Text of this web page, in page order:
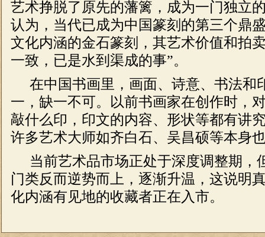
艺术挣脱了原先的藩篱，成为一门独立
认为，当代已成为中国篆刻的第三个鼎
文化内涵的金石篆刻，其艺术价值和拍
一致，已是水到渠成的事”。
在中国书画里，画面、诗意、书法和
一，缺一不可。以前书画家在创作时，
敲什么印，印文的内容、形状等都有讲
许多艺术大师如齐白石、吴昌硕等本身
当前艺术品市场正处于深度调整期，
门类反而逆势而上，逐渐升温，这说明
化内涵有见地的收藏者正在入市。